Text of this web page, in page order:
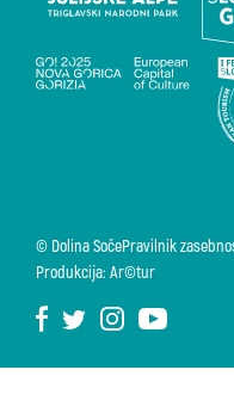
© Dolina SočePravilnik
Produkcija: Ar©tur